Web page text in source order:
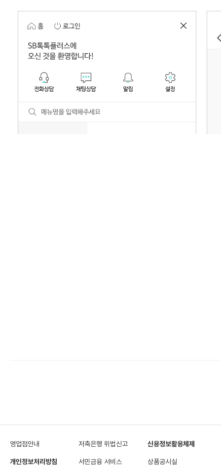
영업점안내 저축은행 위법신고 신용정보활용체제
개인정보처리방침 서민금융 서비스 상품공시실